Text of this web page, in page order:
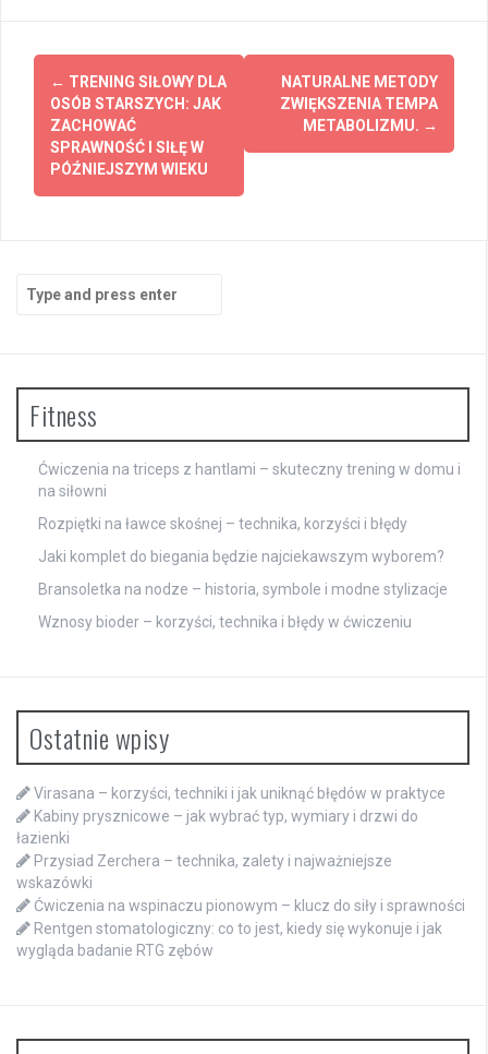
Post
navigation
← TRENING SIŁOWY DLA
OSÓB STARSZYCH: JAK
ZACHOWAĆ
SPRAWNOŚĆ I SIŁĘ W
PÓŹNIEJSZYM WIEKU
NATURALNE METODY
ZWIĘKSZENIA TEMPA
METABOLIZMU. →
Search
for:
Fitness
Ćwiczenia na triceps z hantlami – skuteczny trening w domu i
na siłowni
Rozpiętki na ławce skośnej – technika, korzyści i błędy
Jaki komplet do biegania będzie najciekawszym wyborem?
Bransoletka na nodze – historia, symbole i modne stylizacje
Wznosy bioder – korzyści, technika i błędy w ćwiczeniu
Ostatnie wpisy
Virasana – korzyści, techniki i jak uniknąć błędów w praktyce
Kabiny prysznicowe – jak wybrać typ, wymiary i drzwi do
łazienki
Przysiad Zerchera – technika, zalety i najważniejsze
wskazówki
Ćwiczenia na wspinaczu pionowym – klucz do siły i sprawności
Rentgen stomatologiczny: co to jest, kiedy się wykonuje i jak
wygląda badanie RTG zębów